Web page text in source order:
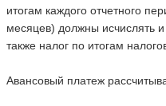
итогам каждого отчетного
месяцев) должны исчислять
также налог по итогам
Авансовый платеж